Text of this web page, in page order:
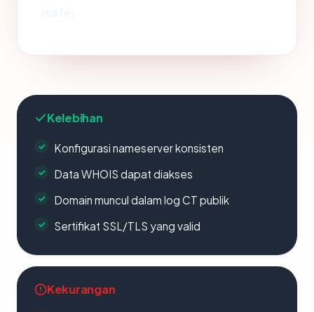
Kelebihan
Konfigurasi nameserver konsisten
Data WHOIS dapat diakses
Domain muncul dalam log CT publik
Sertifikat SSL/TLS yang valid
Kekurangan